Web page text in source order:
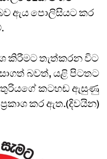
ඇය පොලිසියට කර
කිරීමට තැත්කරන විට
බවත්, යළි පිටතට
කටහඬ ඇසුණු
කර ඇත.(දිවයින)